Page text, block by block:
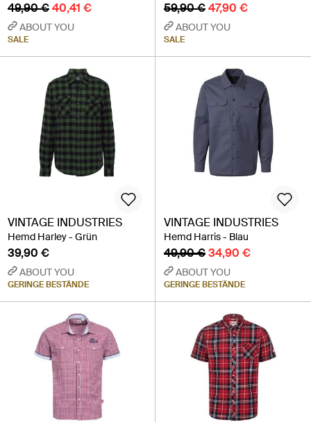
49,90 €40,41 €
ABOUT YOU
SALE
59,90 €47,90 €
ABOUT YOU
SALE
VINTAGE INDUSTRIES
Hemd Harley - Grün
39,90 €
ABOUT YOU
GERINGE BESTÄNDE
VINTAGE INDUSTRIES
Hemd Harris - Blau
49,90 €34,90 €
ABOUT YOU
GERINGE BESTÄNDE